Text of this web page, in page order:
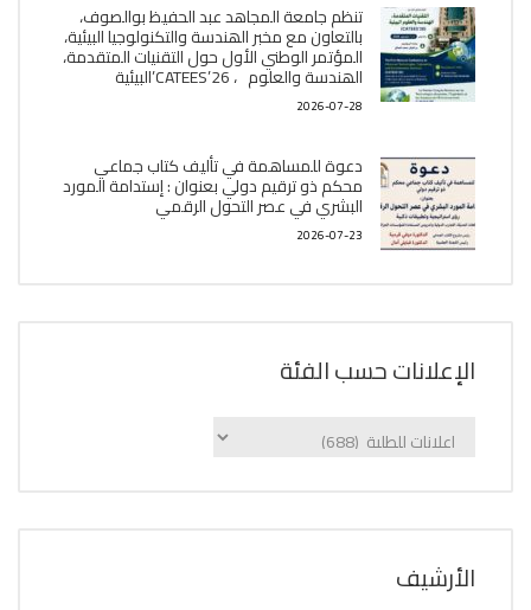
تنظم جامعة المجاهد عبد الحفيظ بوالصوف،
بالتعاون مع مخبر الھندسة والتكنولوجيا البیئیة،
المؤتمر الوطني الأول حول التقنيات المتقدمة،
الھندسة والعلوم ، CATEES’26’البیئية
2026-07-28
دعوة للمساهمة في تأليف كتاب جماعي
محكم ذو ترقيم دولي بعنوان : إستدامة المورد
البشري في عصر التحول الرقمي
2026-07-23
الإعلانات حسب الفئة
الإعلانات
اﻷرشيف